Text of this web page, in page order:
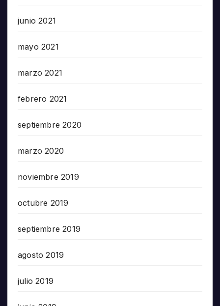
junio 2021
mayo 2021
marzo 2021
febrero 2021
septiembre 2020
marzo 2020
noviembre 2019
octubre 2019
septiembre 2019
agosto 2019
julio 2019